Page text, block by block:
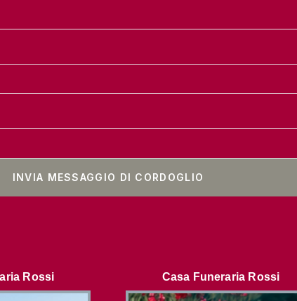
INVIA MESSAGGIO DI CORDOGLIO
Rossi Casa Funeraria Rossi